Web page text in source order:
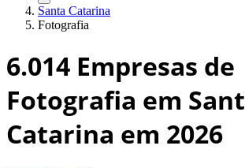
Santa Catarina
Fotografia
6.014 Empresas de
Fotografia em
Catarina em 2026